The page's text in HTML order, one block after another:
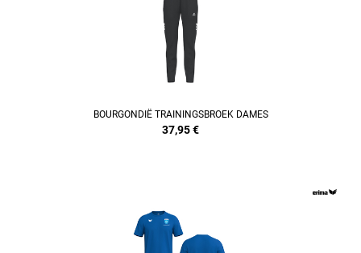
BOURGONDIË TRAININGSBROEK DAMES
37,95€